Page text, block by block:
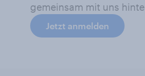
gemeinsam mit uns
Jetzt anmelden